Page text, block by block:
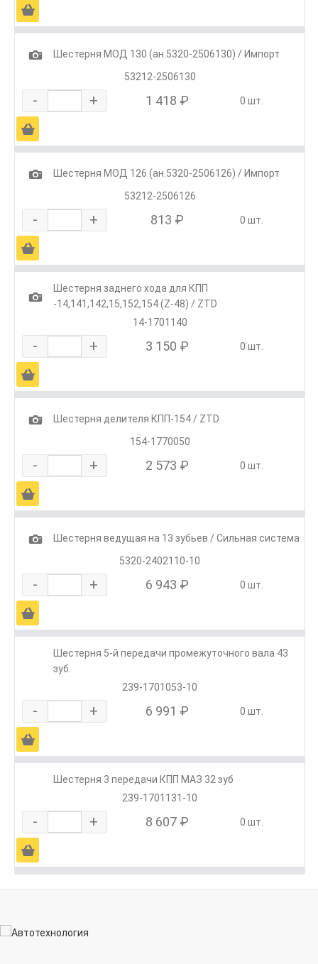
Ä
1
Шестерня МОД 130 (ан.5320-2506130) / Импорт
53212-2506130
- + 1 418 ₽ 0 шт.
Ä
1
Шестерня МОД 126 (ан.5320-2506126) / Импорт
53212-2506126
- + 813 ₽ 0 шт.
Ä
1
Шестерня заднего хода для КПП
-14,141,142,15,152,154 (Z-48) / ZTD
14-1701140
- + 3 150 ₽ 0 шт.
Ä
1
Шестерня делителя КПП-154 / ZTD
154-1770050
- + 2 573 ₽ 0 шт.
Ä
1
Шестерня ведущая на 13 зубьев / Сильная система
5320-2402110-10
- + 6 943 ₽ 0 шт.
Ä
Шестерня 5-й передачи промежуточного вала 43
зуб.
239-1701053-10
- + 6 991 ₽ 0 шт.
Ä
Шестерня 3 передачи КПП МАЗ 32 зуб
239-1701131-10
- + 8 607 ₽ 0 шт.
Ä